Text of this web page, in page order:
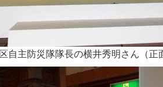
自主防災隊隊長の横井秀明さん（正